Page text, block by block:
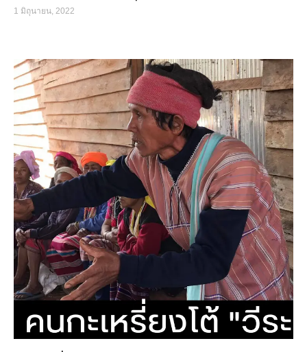
1 มิถุนายน, 2022